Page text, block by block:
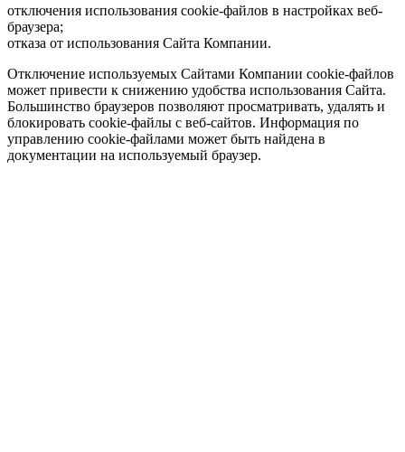
отключения использования cookie-файлов в настройках веб-
браузера;
отказа от использования Сайта Компании.
Отключение используемых Сайтами Компании cookie-файлов
может привести к снижению удобства использования Сайта.
Большинство браузеров позволяют просматривать, удалять и
блокировать cookie-файлы c веб-сайтов. Информация по
управлению cookie-файлами может быть найдена в
документации на используемый браузер.